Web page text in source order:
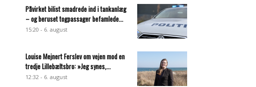
Påvirket bilist smadrede ind i tankanlæg
– og beruset togpassager befamlede...
15:20 - 6. august
Louise Mejnert Ferslev om vejen mod en
tredje Lillebæltsbro: »Jeg synes,...
12:32 - 6. august